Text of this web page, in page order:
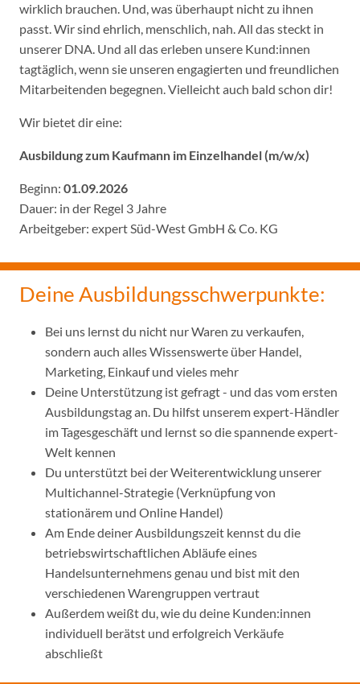
wirklich brauchen. Und, was überhaupt nicht zu ihnen
passt. Wir sind ehrlich, menschlich, nah. All das steckt in
unserer DNA. Und all das erleben unsere Kund:innen
tagtäglich, wenn sie unseren engagierten und freundlichen
Mitarbeitenden begegnen. Vielleicht auch bald schon dir!
Wir bietet dir eine:
Ausbildung zum Kaufmann im Einzelhandel (m/w/x)
Beginn: 01.09.2026
Dauer: in der Regel 3 Jahre
Arbeitgeber: expert Süd-West GmbH & Co. KG
Deine Ausbildungsschwerpunkte:
Bei uns lernst du nicht nur Waren zu verkaufen,
sondern auch alles Wissenswerte über Handel,
Marketing, Einkauf und vieles mehr
Deine Unterstützung ist gefragt - und das vom ersten
Ausbildungstag an. Du hilfst unserem expert-Händler
im Tagesgeschäft und lernst so die spannende expert-
Welt kennen
Du unterstützt bei der Weiterentwicklung unserer
Multichannel-Strategie (Verknüpfung von
stationärem und Online Handel)
Am Ende deiner Ausbildungszeit kennst du die
betriebswirtschaftlichen Abläufe eines
Handelsunternehmens genau und bist mit den
verschiedenen Warengruppen vertraut
Außerdem weißt du, wie du deine Kunden:innen
individuell berätst und erfolgreich Verkäufe
abschließt